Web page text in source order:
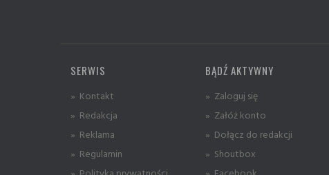
SERWIS
» Kontakt
» Redakcja
» Reklama
» Regulamin
BĄDŹ AKTYWNY
» Zaloguj się
» Załóż konto
» Dołącz do redakcji
» Shoutbox